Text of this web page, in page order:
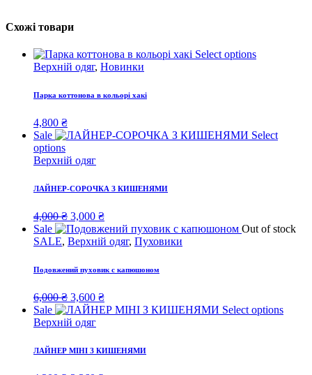
Схожі товари
Select options
Верхній одяг, Новинки
Парка коттонова в кольорі хакі
4,800 ₴
Sale
Select
options
Верхній одяг
ЛАЙНЕР-СОРОЧКА З КИШЕНЯМИ
4,000₴ Original
price
was:
3,000 ₴Current
price
is:
Sale
Out of stock
SALE, Верхній одяг, Пуховики
Подовжений пуховик с капюшоном
6,000₴ Original
price
was:
3,600 ₴Current
price
Sale
Select options
Верхній одяг
ЛАЙНЕР МІНІ З КИШЕНЯМИ